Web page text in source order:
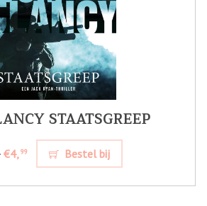
STAATSGREEP
€4,99 Bestel bij